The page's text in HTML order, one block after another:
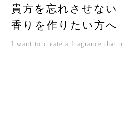
貴方を忘れさせない
香りを作りたい方へ
I want to create a fragrance that